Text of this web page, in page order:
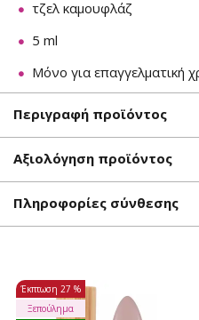
τζελ καμουφλάζ
5 ml
Μόνο για επαγγελματική
Περιγραφή προϊόντος
Αξιολόγηση προϊόντος
Πληροφορίες σύνθεσης
Έκπτωση 27 %
Ξεπούλημα